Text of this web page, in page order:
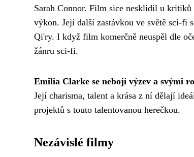
Sarah Connor. Film sice nesklidil u
výkon. Její další zastávkou ve světě sci-fi
Qi'ry. I když film komerčně neuspěl dle
žánru sci-fi.
Emilia Clarke se nebojí výzev a svými
Její charisma, talent a krása z ní dělají
projektů s touto talentovanou herečkou.
Nezávislé filmy